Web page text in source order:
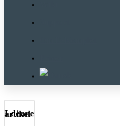
I denne artikel